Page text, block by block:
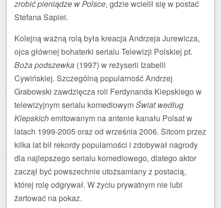
zrobić pieniądze w Polsce, gdzie wcielił się w postać
Stefana Sapiei.
Kolejną ważną rolą była kreacja Andrzeja Jurewicza,
ojca głównej bohaterki serialu Telewizji Polskiej pt.
Boża podszewka (1997) w reżyserii Izabelli
Cywińskiej. Szczególną popularność Andrzej
Grabowski zawdzięcza roli Ferdynanda Kiepskiego w
telewizyjnym serialu komediowymŚwiat według
Kiepskichemitowanym na antenie kanału Polsat w
latach 1999-2005 oraz od września 2006. Sitcom przez
kilka lat bił rekordy popularności i zdobywał nagrody
dla najlepszego serialu komediowego, dlatego aktor
zaczął być powszechnie utożsamiany z postacią,
której rolę odgrywał. W życiu prywatnym nie lubi
żartować na pokaz.